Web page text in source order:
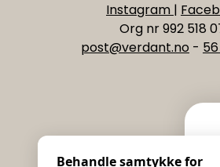
Instagram |
Org nr 992 518
post@verdant.no -
Behandle samtykke for
Eksklusive